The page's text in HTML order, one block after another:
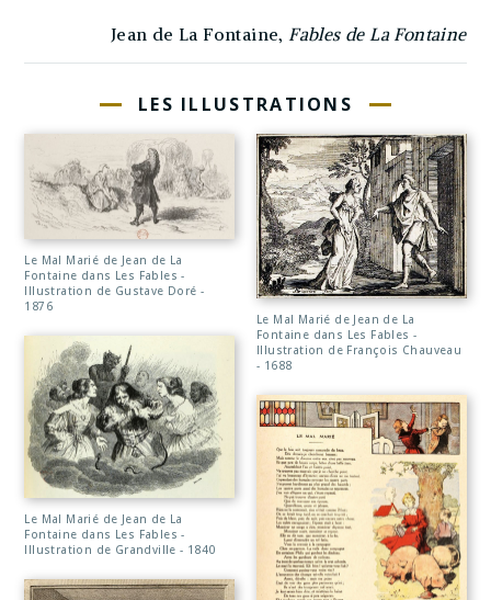
Jean de La Fontaine, Fables de La Fontaine
LES ILLUSTRATIONS
Le Mal Marié de Jean de La
Fontaine dans Les Fables -
Illustration de Gustave Doré -
1876
Le Mal Marié de Jean de La
Fontaine dans Les Fables -
Illustration de Grandville - 1840
Le Mal Marié de Jean de La
Fontaine dans Les Fables -
Illustration de François Chauveau
- 1688